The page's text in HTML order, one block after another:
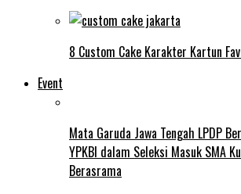
8 Custom Cake Karakter Kartun
Event
Mata Garuda Jawa Tengah LPDP
YPKBI dalam Seleksi Masuk SMA
Berasrama